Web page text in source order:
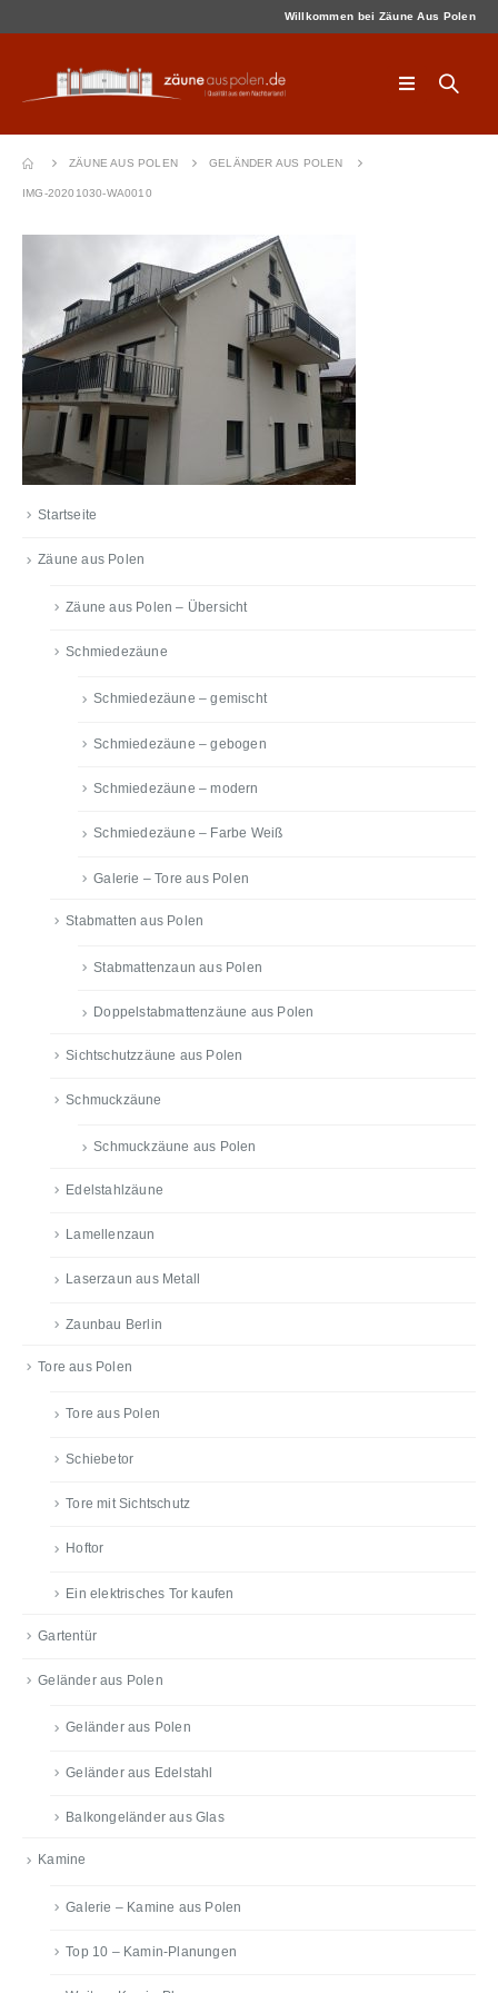
Willkommen bei Zäune Aus Polen
ZÄUNE AUS POLEN GELÄNDER AUS POLEN
IMG-20201030-WA0010
Startseite
Zäune aus Polen
Zäune aus Polen – Übersicht
Schmiedezäune
Schmiedezäune – gemischt
Schmiedezäune – gebogen
Schmiedezäune – modern
Schmiedezäune – Farbe Weiß
Galerie – Tore aus Polen
Stabmatten aus Polen
Stabmattenzaun aus Polen
Doppelstabmattenzäune aus Polen
Sichtschutzzäune aus Polen
Schmuckzäune
Schmuckzäune aus Polen
Edelstahlzäune
Lamellenzaun
Laserzaun aus Metall
Zaunbau Berlin
Tore aus Polen
Tore aus Polen
Schiebetor
Tore mit Sichtschutz
Hoftor
Ein elektrisches Tor kaufen
Gartentür
Geländer aus Polen
Geländer aus Polen
Geländer aus Edelstahl
Balkongeländer aus Glas
Kamine
Galerie – Kamine aus Polen
Top 10 – Kamin-Planungen